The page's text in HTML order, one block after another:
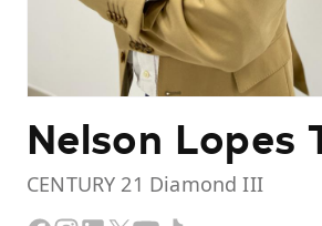
Nelson Lopes
CENTURY 21 Diamond III